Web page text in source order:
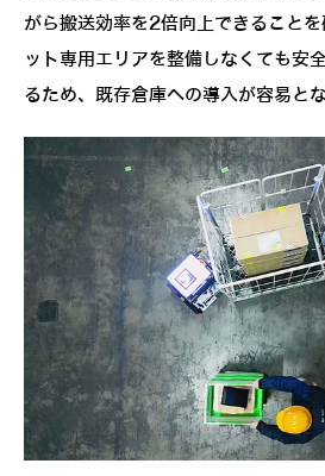
がら搬送効率を2倍向上できること
ット専用エリアを整備しなくても安
るため、既存倉庫への導入が容易とな